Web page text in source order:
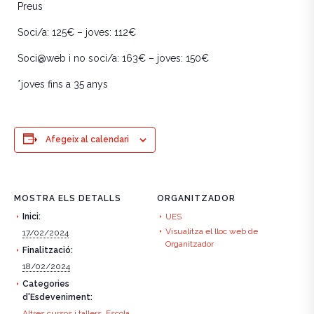
Preus
Soci/a: 125€ – joves: 112€
Soci@web i no soci/a: 163€ – joves: 150€
*joves fins a 35 anys
Afegeix al calendari
MOSTRA ELS DETALLS
Inici:
17/02/2024
Finalització:
18/02/2024
Categories
d'Esdeveniment:
ORGANITZADOR
UES
Visualitza el lloc web de
Organitzador